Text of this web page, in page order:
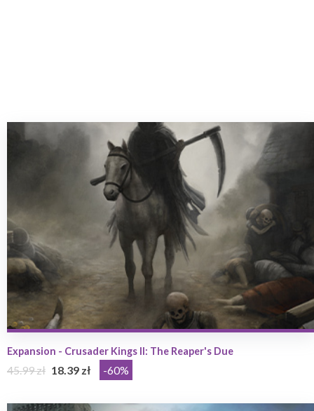
Expansion - Crusader Kings II: The Reaper's Due
45.99 zł 18.39 zł -60%